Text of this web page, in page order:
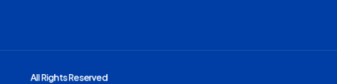
All Rights Reserved